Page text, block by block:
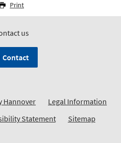
Print
us
Contact
Hannover
Legal Information
Statement Sitemap